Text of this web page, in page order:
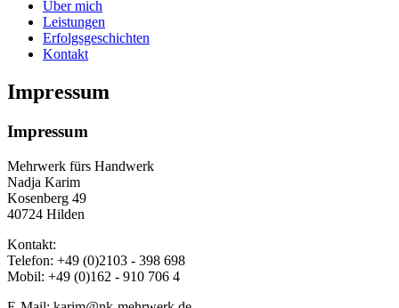
Über mich
Leistungen
Erfolgsgeschichten
Kontakt
Impressum
Impressum
Mehrwerk fürs Handwerk
Nadja Karim
Kosenberg 49
40724 Hilden
Kontakt:
Telefon: +49 (0)2103 - 398 698
Mobil: +49 (0)162 - 910 706 4